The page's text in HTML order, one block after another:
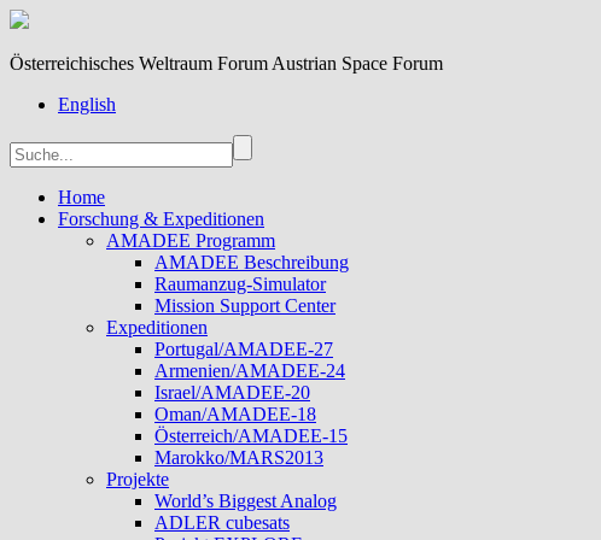
Österreichisches Weltraum Forum Austrian Space Forum
English
Home
Forschung & Expeditionen
AMADEE Programm
AMADEE Beschreibung
Raumanzug-Simulator
Mission Support Center
Expeditionen
Portugal/AMADEE-27
Armenien/AMADEE-24
Israel/AMADEE-20
Oman/AMADEE-18
Österreich/AMADEE-15
Marokko/MARS2013
Projekte
World’s Biggest Analog
ADLER cubesats